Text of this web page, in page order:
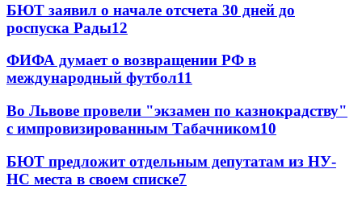
БЮТ заявил о начале отсчета 30 дней до
роспуска Рады12
ФИФА думает о возвращении РФ в
международный футбол11
Во Львове провели "экзамен по казнокрадству"
с импровизированным Табачником10
БЮТ предложит отдельным депутатам из НУ-
НС места в своем списке7